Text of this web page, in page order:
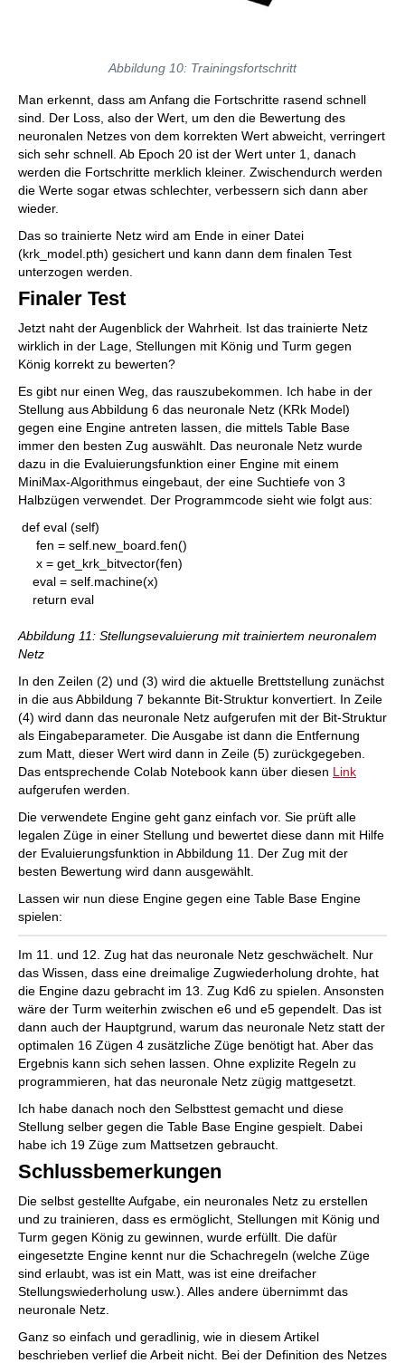
Abbildung 10: Trainingsfortschritt
Man erkennt, dass am Anfang die Fortschritte rasend schnell
sind. Der Loss, also der Wert, um den die Bewertung des
neuronalen Netzes von dem korrekten Wert abweicht, verringert
sich sehr schnell. Ab Epoch 20 ist der Wert unter 1, danach
werden die Fortschritte merklich kleiner. Zwischendurch werden
die Werte sogar etwas schlechter, verbessern sich dann aber
wieder.
Das so trainierte Netz wird am Ende in einer Datei
(krk_model.pth) gesichert und kann dann dem finalen Test
unterzogen werden.
Finaler Test
Jetzt naht der Augenblick der Wahrheit. Ist das trainierte Netz
wirklich in der Lage, Stellungen mit König und Turm gegen
König korrekt zu bewerten?
Es gibt nur einen Weg, das rauszubekommen. Ich habe in der
Stellung aus Abbildung 6 das neuronale Netz (KRk Model)
gegen eine Engine antreten lassen, die mittels Table Base
immer den besten Zug auswählt. Das neuronale Netz wurde
dazu in die Evaluierungsfunktion einer Engine mit einem
MiniMax-Algorithmus eingebaut, der eine Suchtiefe von 3
Halbzügen verwendet. Der Programmcode sieht wie folgt aus:
def eval (self)
fen = self.new_board.fen()
x = get_krk_bitvector(fen)
eval = self.machine(x)
return eval
Abbildung 11: Stellungsevaluierung mit trainiertem neuronalem
Netz
In den Zeilen (2) und (3) wird die aktuelle Brettstellung zunächst
in die aus Abbildung 7 bekannte Bit-Struktur konvertiert. In Zeile
(4) wird dann das neuronale Netz aufgerufen mit der Bit-Struktur
als Eingabeparameter. Die Ausgabe ist dann die Entfernung
zum Matt, dieser Wert wird dann in Zeile (5) zurückgegeben.
Das entsprechende Colab Notebook kann über diesen Link
aufgerufen werden.
Die verwendete Engine geht ganz einfach vor. Sie prüft alle
legalen Züge in einer Stellung und bewertet diese dann mit Hilfe
der Evaluierungsfunktion in Abbildung 11. Der Zug mit der
besten Bewertung wird dann ausgewählt.
Lassen wir nun diese Engine gegen eine Table Base Engine
spielen:
Im 11. und 12. Zug hat das neuronale Netz geschwächelt. Nur
das Wissen, dass eine dreimalige Zugwiederholung drohte, hat
die Engine dazu gebracht im 13. Zug Kd6 zu spielen. Ansonsten
wäre der Turm weiterhin zwischen e6 und e5 gependelt. Das ist
dann auch der Hauptgrund, warum das neuronale Netz statt der
optimalen 16 Zügen 4 zusätzliche Züge benötigt hat. Aber das
Ergebnis kann sich sehen lassen. Ohne explizite Regeln zu
programmieren, hat das neuronale Netz zügig mattgesetzt.
Ich habe danach noch den Selbsttest gemacht und diese
Stellung selber gegen die Table Base Engine gespielt. Dabei
habe ich 19 Züge zum Mattsetzen gebraucht.
Schlussbemerkungen
Die selbst gestellte Aufgabe, ein neuronales Netz zu erstellen
und zu trainieren, dass es ermöglicht, Stellungen mit König und
Turm gegen König zu gewinnen, wurde erfüllt. Die dafür
eingesetzte Engine kennt nur die Schachregeln (welche Züge
sind erlaubt, was ist ein Matt, was ist eine dreifacher
Stellungswiederholung usw.). Alles andere übernimmt das
neuronale Netz.
Ganz so einfach und geradlinig, wie in diesem Artikel
beschrieben verlief die Arbeit nicht. Bei der Definition des Netzes